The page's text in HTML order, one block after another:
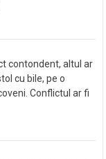
contondent, altul ar
cu bile, pe o
Conflictul ar fi